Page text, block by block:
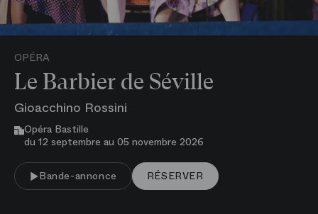
OPÉRA
Le Barbier de Séville
Gioacchino Rossini
Opéra Bastille
du 12 septembre au 05 novembre 2026
Bande-annonce RÉSERVER VOIR PLUS